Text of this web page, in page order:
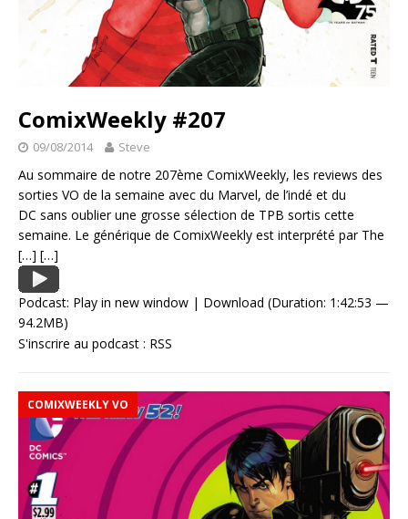
ComixWeekly #207
09/08/2014 Steve
Au sommaire de notre 207ème ComixWeekly, les reviews des
sorties VO de la semaine avec du Marvel, de l’indé et du
DC sans oublier une grosse sélection de TPB sortis cette
semaine. Le générique de ComixWeekly est interprété par The
[…] […]
Podcast: Play in new window | Download (Duration: 1:42:53 —
94.2MB)
S'inscrire au podcast : RSS
COMIXWEEKLY VO